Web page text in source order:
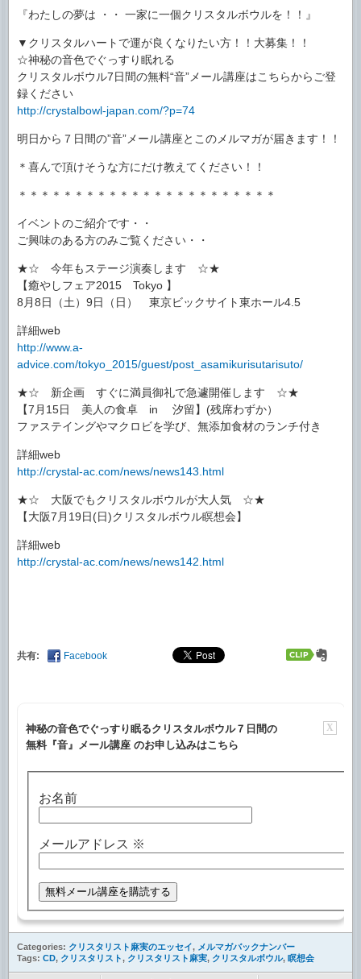
『わたしの夢は ・・ 一家に一個クリスタルボウルを！！』
▼クリスタルハートで運が良くなりたい方！！大募集！！
☆神秘の音色でぐっすり眠れる
クリスタルボウル7日間の無料“音”メール講座はこちらからご登
録ください
http://crystalbowl-japan.com/?p=74
明日から７日間の”音”メール講座とこのメルマガが届きます！！
＊喜んで頂けそうな方にだけ教えてください！！
＊＊＊＊＊＊＊＊＊＊＊＊＊＊＊＊＊＊＊＊＊＊＊
イベントのご紹介です・・
ご興味のある方のみご覧ください・・
★☆ 今年もステージ演奏します ☆★
【癒やしフェア2015 Tokyo 】
8月8日（土）9日（日） 東京ビックサイト東ホール4.5
詳細web
http://www.a-
advice.com/tokyo_2015/guest/post_asamikurisutarisuto/
★☆ 新企画 すぐに満員御礼で急遽開催します ☆★
【7月15日 美人の食卓 in 汐留】(残席わずか）
ファステイングやマクロビを学び、無添加食材のランチ付き
詳細web
http://crystal-ac.com/news/news143.html
★☆ 大阪でもクリスタルボウルが大人気 ☆★
【大阪7月19日(日)クリスタルボウル瞑想会】
詳細web
http://crystal-ac.com/news/news142.html
共有: Facebook
X
神秘の音色でぐっすり眠るクリスタルボウル７日間の
無料『音』メール講座 のお申し込みはこちら
お名前
メールアドレス ※
Categories: クリスタリスト麻実のエッセイ, メルマガバックナンバー
Tags: CD, クリスタリスト, クリスタリスト麻実, クリスタルボウル, 瞑想会